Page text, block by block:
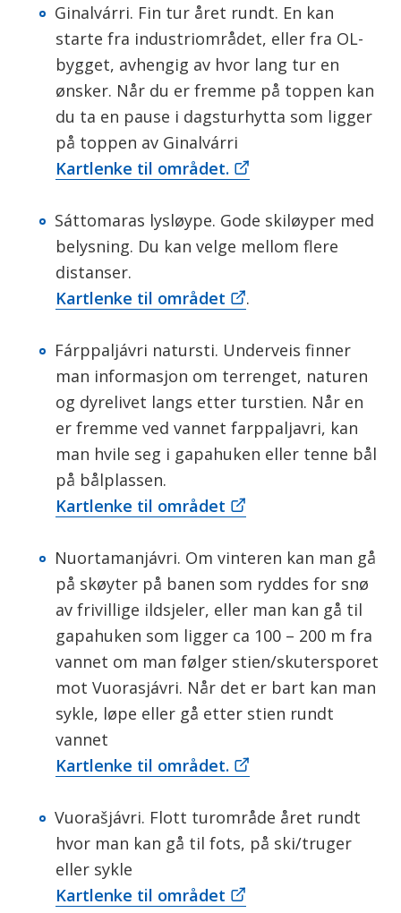
a
n
Ginalvárri. Fin tur året rundt. En kan
starte fra industriområdet, eller fra OL-
bygget, avhengig av hvor lang tur en
ønsker. Når du er fremme på toppen kan
du ta en pause i dagsturhytta som ligger
på toppen av Ginalvárri
Kartlenke til området.
Sáttomaras lysløype. Gode skiløyper med
belysning. Du kan velge mellom flere
distanser.
Kartlenke til området
.
Fárppaljávri natursti. Underveis finner
man informasjon om terrenget, naturen
og dyrelivet langs etter turstien. Når en
er fremme ved vannet farppaljavri, kan
man hvile seg i gapahuken eller tenne bål
på bålplassen.
Kartlenke til området
Nuortamanjávri. Om vinteren kan man gå
på skøyter på banen som ryddes for snø
av frivillige ildsjeler, eller man kan gå til
gapahuken som ligger ca 100 – 200 m fra
vannet om man følger stien/skutersporet
mot Vuorasjávri. Når det er bart kan man
sykle, løpe eller gå etter stien rundt
vannet
Kartlenke til området.
Vuorašjávri. Flott turområde året rundt
hvor man kan gå til fots, på ski/truger
eller sykle
Kartlenke til området